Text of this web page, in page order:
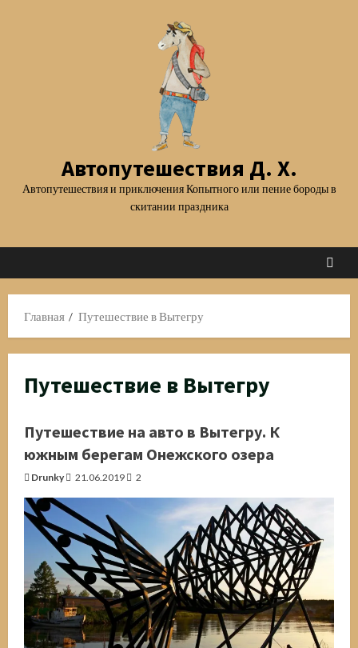
Автопутешествия Д. Х.
Автопутешествия и приключения Копытного или пение бороды в
скитании праздника
Главная Путешествие в Вытегру
Путешествие в Вытегру
Путешествие на авто в Вытегру. К
южным берегам Онежского озера
Drunky 21.06.2019 2